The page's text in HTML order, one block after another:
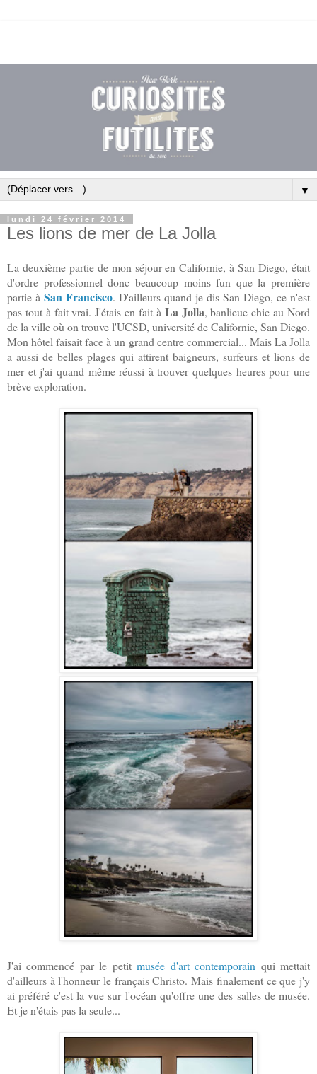
▼
lundi 24 février 2014
Les lions de mer de La Jolla
La deuxième partie de mon séjour en Californie, à San Diego, était
d'ordre professionnel donc beaucoup moins fun que la première
partie à San Francisco. D'ailleurs quand je dis San Diego, ce n'est
pas tout à fait vrai. J'étais en fait à La Jolla, banlieue chic au Nord
de la ville où on trouve l'UCSD, université de Californie, San Diego.
Mon hôtel faisait face à un grand centre commercial... Mais La Jolla
a aussi de belles plages qui attirent baigneurs, surfeurs et lions de
mer et j'ai quand même réussi à trouver quelques heures pour une
brève exploration.
J'ai commencé par le petitmusée d'art contemporain qui mettait
d'ailleurs à l'honneur le français Christo. Mais finalement ce que j'y
ai préféré c'est la vue sur l'océan qu'offre une des salles de musée.
Et je n'étais pas la seule...